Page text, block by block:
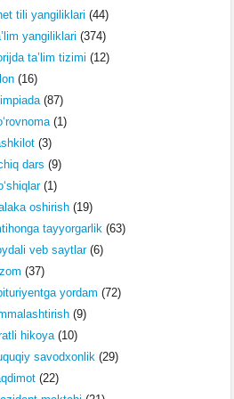
tili yangiliklari (44)
yangiliklari (374)
ta’lim tizimi (12)
(16)
(87)
(1)
(3)
dars (9)
(1)
oshirish(19)
tayyorgarlik(63)
veb saytlar(6)
(37)
yordam (72)
(9)
hikoya(10)
savodxonlik(29)
(22)